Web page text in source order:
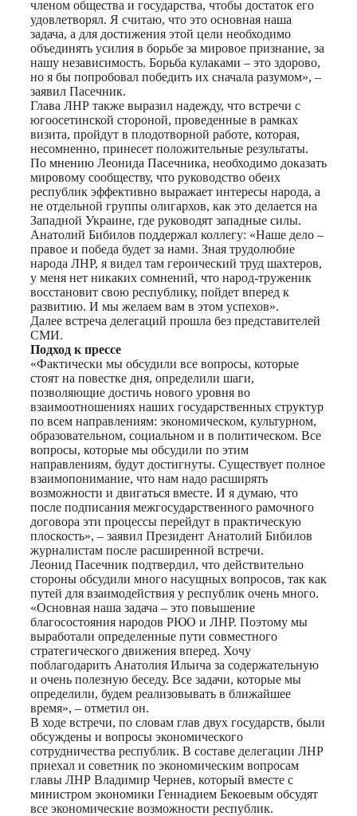
членом общества и государства, чтобы достаток его
удовлетворял. Я считаю, что это основная наша
задача, а для достижения этой цели необходимо
объединять усилия в борьбе за мировое признание, за
нашу независимость. Борьба кулаками – это здорово,
но я бы попробовал победить их сначала разумом», –
заявил Пасечник.
Глава ЛНР также выразил надежду, что встречи с
югоосетинской стороной, проведенные в рамках
визита, пройдут в плодотворной работе, которая,
несомненно, принесет положительные результаты.
По мнению Леонида Пасечника, необходимо доказать
мировому сообществу, что руководство обеих
республик эффективно выражает интересы народа, а
не отдельной группы олигархов, как это делается на
Западной Украине, где руководят западные силы.
Анатолий Бибилов поддержал коллегу: «Наше дело –
правое и победа будет за нами. Зная трудолюбие
народа ЛНР, я видел там героический труд шахтеров,
у меня нет никаких сомнений, что народ-труженик
восстановит свою республику, пойдет вперед к
развитию. И мы желаем вам в этом успехов».
Далее встреча делегаций прошла без представителей
СМИ.
Подход к прессе
«Фактически мы обсудили все вопросы, которые
стоят на повестке дня, определили шаги,
позволяющие достичь нового уровня во
взаимоотношениях наших государственных структур
по всем направлениям: экономическом, культурном,
образовательном, социальном и в политическом. Все
вопросы, которые мы обсудили по этим
направлениям, будут достигнуты. Существует полное
взаимопонимание, что нам надо расширять
возможности и двигаться вместе. И я думаю, что
после подписания межгосударственного рамочного
договора эти процессы перейдут в практическую
плоскость», – заявил Президент Анатолий Бибилов
журналистам после расширенной встречи.
Леонид Пасечник подтвердил, что действительно
стороны обсудили много насущных вопросов, так как
путей для взаимодействия у республик очень много.
«Основная наша задача – это повышение
благосостояния народов РЮО и ЛНР. Поэтому мы
выработали определенные пути совместного
стратегического движения вперед. Хочу
поблагодарить Анатолия Ильича за содержательную
и очень полезную беседу. Все задачи, которые мы
определили, будем реализовывать в ближайшее
время», – отметил он.
В ходе встречи, по словам глав двух государств, были
обсуждены и вопросы экономического
сотрудничества республик. В составе делегации ЛНР
приехал и советник по экономическим вопросам
главы ЛНР Владимир Чернев, который вместе с
министром экономики Геннадием Бекоевым обсудят
все экономические возможности республик.